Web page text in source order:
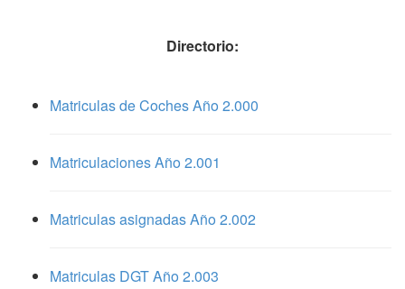
Directorio:
Matriculas de Coches Año 2.000
Matriculaciones Año 2.001
Matriculas asignadas Año 2.002
Matriculas DGT Año 2.003